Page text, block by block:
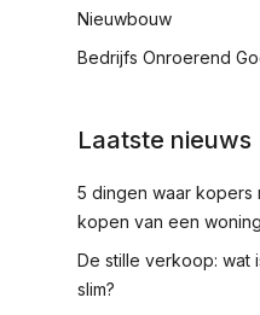
Nieuwbouw
Bedrijfs Onroerend
Laatste nieuws
5 dingen waar kopers
kopen van een woning
De stille verkoop: wat
slim?